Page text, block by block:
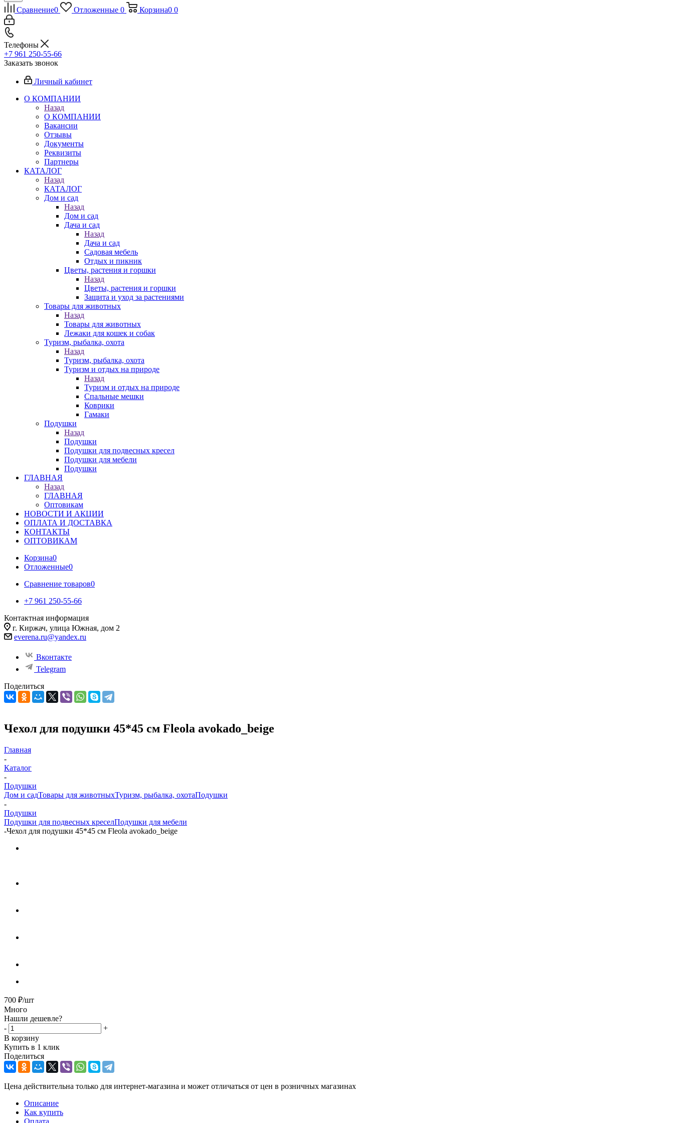
Сравнение0 Отложенные 0 Корзина0 0
Телефоны
+7 961 250-55-66
Заказать звонок
Личный кабинет
О КОМПАНИИ
Назад
О КОМПАНИИ
Вакансии
Отзывы
Документы
Реквизиты
Партнеры
КАТАЛОГ
Назад
КАТАЛОГ
Дом и сад
Назад
Дом и сад
Дача и сад
Назад
Дача и сад
Садовая мебель
Отдых и пикник
Цветы, растения и горшки
Назад
Цветы, растения и горшки
Защита и уход за растениями
Товары для животных
Назад
Товары для животных
Лежаки для кошек и собак
Туризм, рыбалка, охота
Назад
Туризм, рыбалка, охота
Туризм и отдых на природе
Назад
Туризм и отдых на природе
Спальные мешки
Коврики
Гамаки
Подушки
Назад
Подушки
Подушки для подвесных кресел
Подушки для мебели
Подушки
ГЛАВНАЯ
Назад
ГЛАВНАЯ
Оптовикам
НОВОСТИ И АКЦИИ
ОПЛАТА И ДОСТАВКА
КОНТАКТЫ
ОПТОВИКАМ
Корзина0
Отложенные0
Сравнение товаров0
+7 961 250-55-66
Контактная информация
г. Киржач, улица Южная, дом 2
everena.ru@yandex.ru
Вконтакте
Telegram
Поделиться
Чехол для подушки 45*45 см Fleola avokado_beige
Главная
-
Каталог
-
Подушки
Дом и садТовары для животныхТуризм, рыбалка, охотаПодушки
-
Подушки
Подушки для подвесных креселПодушки для мебели
-Чехол для подушки 45*45 см Fleola avokado_beige
700 ₽/шт
Много
Нашли дешевле?
-
+
В корзину
Купить в 1 клик
Поделиться
Цена действительна только для интернет-магазина и может отличаться от цен в розничных магазинах
Описание
Как купить
Оплата